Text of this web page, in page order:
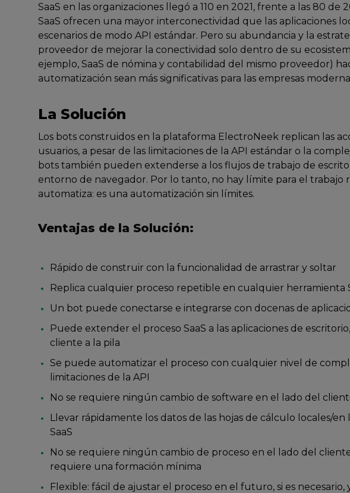
SaaS en las organizaciones llegó a 110 en 2021, frente a las 80 de
SaaS ofrecen una mayor interconectividad que las aplicaciones
escenarios de modo API estándar. Pero su abundancia y la
proveedor de mejorar la conectividad solo dentro de su
ejemplo, SaaS de nómina y contabilidad del mismo proveedor)
automatización sean más significativas para las empresas
La Solución
Los bots construidos en la plataforma ElectroNeek replican las
usuarios, a pesar de las limitaciones de la API estándar o la
bots también pueden extenderse a los flujos de trabajo de
entorno de navegador. Por lo tanto, no hay límite para el trabajo
automatiza: es una automatización sin límites.
Ventajas de la Solución:
Rápido de construir con la funcionalidad de arrastrar y soltar
Replica cualquier proceso repetible en cualquier herramienta
Un bot puede conectarse e integrarse con docenas de
Puede extender el proceso SaaS a las aplicaciones de
cliente a la pila
Se puede automatizar el proceso con cualquier nivel de
limitaciones de la API
No se requiere ningún cambio de software en el lado del
Llevar rápidamente los datos de las hojas de cálculo locales/en
SaaS
No se requiere ningún cambio de proceso en el lado del
requiere una formación mínima
Flexible: fácil de ajustar el proceso en el futuro, si es